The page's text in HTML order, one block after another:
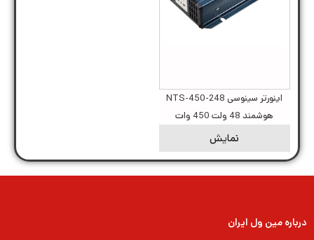
اینورتر سینوسی NTS-450-248
هوشمند 48 ولت 450 وات
نمایش
درباره مین ول ایران